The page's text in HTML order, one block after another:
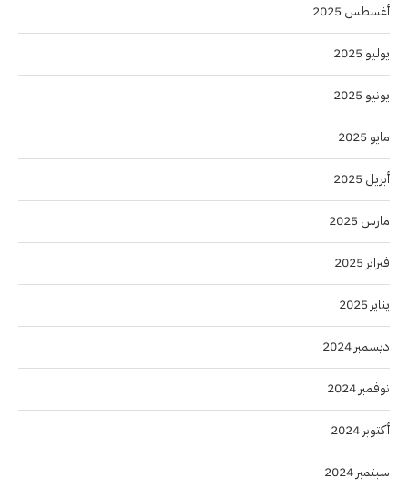
أغسطس 2025
يوليو 2025
يونيو 2025
مايو 2025
أبريل 2025
مارس 2025
فبراير 2025
يناير 2025
ديسمبر 2024
نوفمبر 2024
أكتوبر 2024
سبتمبر 2024